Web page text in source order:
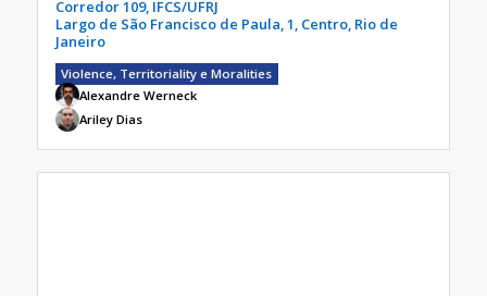
Corredor 109, IFCS/UFRJ
Largo de São Francisco de Paula, 1, Centro, Rio de
Janeiro
Violence, Territoriality e Moralities
Alexandre Werneck
Ariley Dias